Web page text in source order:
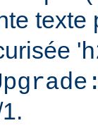
texte
'